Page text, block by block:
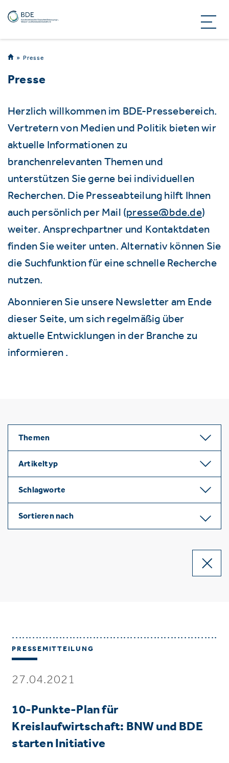
Presse
Presse
Herzlich willkommen im BDE-Pressebereich.
Vertretern von Medien und Politik bieten wir
aktuelle Informationen zu
branchenrelevanten Themen und
unterstützen Sie gerne bei individuellen
Recherchen. Die Presseabteilung hilft Ihnen
auch persönlich per Mail (presse@bde.de)
weiter. Ansprechpartner und Kontaktdaten
finden Sie weiter unten. Alternativ können Sie
die Suchfunktion für eine schnelle Recherche
nutzen.
Abonnieren Sie unsere Newsletter am Ende
dieser Seite, um sich regelmäßig über
aktuelle Entwicklungen in der Branche zu
informieren .
Themen
Artikeltyp
Schlagworte
Sortieren nach
PRESSEMITTEILUNG
27.04.2021
10-Punkte-Plan für
Kreislaufwirtschaft: BNW und BDE
starten Initiative